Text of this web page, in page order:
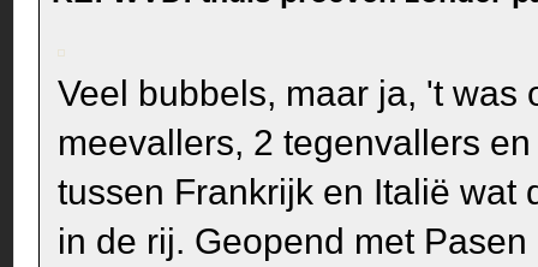
Veel bubbels, maar ja, 't was
meevallers, 2 tegenvallers
tussen Frankrijk en Italië wat
in de rij. Geopend met